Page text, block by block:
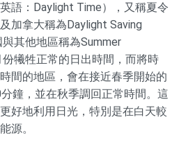
語：Daylight Time），又稱夏令
加拿大稱為Daylight Saving
其他地區稱為Summer
犧牲正常的日出時間，而將時
間的地區，會在接近春季開始的
鐘，並在秋季調回正常時間。這
好地利用日光，特別是在白天較
源。